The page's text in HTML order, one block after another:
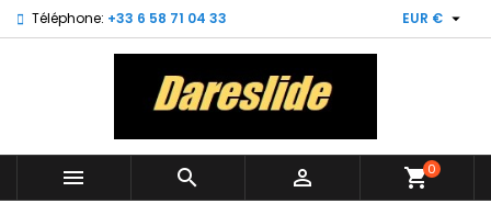
Téléphone: +33 6 58 71 04 33 EUR € 
   shopping_cart0
My wishlists ×
Create new list
Créer une liste d'envies ×
Nom de la liste d'envies
Connexion ×
Vous devez être connecté pour ajouter des produits
Annuler Connexion